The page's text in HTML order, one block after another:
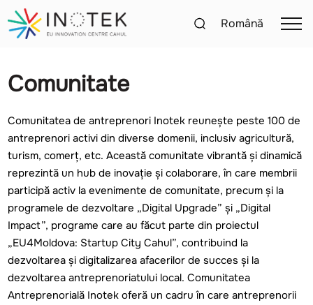
Comunitate
Comunitatea de antreprenori Inotek reunește peste 100 de
antreprenori activi din diverse domenii, inclusiv agricultură,
turism, comerț, etc. Această comunitate vibrantă și dinamică
reprezintă un hub de inovație și colaborare, în care membrii
participă activ la evenimente de comunitate, precum și la
programele de dezvoltare „Digital Upgrade” și „Digital
Impact”, programe care au făcut parte din proiectul
„EU4Moldova: Startup City Cahul”, contribuind la
dezvoltarea și digitalizarea afacerilor de succes și la
dezvoltarea antreprenoriatului local. Comunitatea
Antreprenorială Inotek oferă un cadru în care antreprenorii
Română